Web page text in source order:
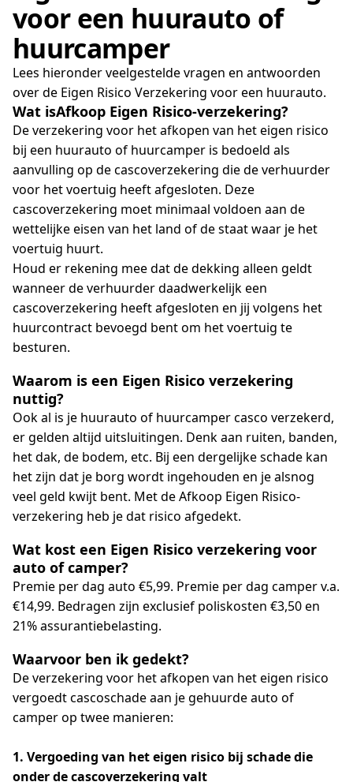
voor een huurauto of
huurcamper
Lees hieronder veelgestelde vragen en antwoorden
over de Eigen Risico Verzekering voor een huurauto.
Wat isAfkoop Eigen Risico-verzekering?
De verzekering voor het afkopen van het eigen risico
bij een huurauto of huurcamper is bedoeld als
aanvulling op de cascoverzekering die de verhuurder
voor het voertuig heeft afgesloten. Deze
cascoverzekering moet minimaal voldoen aan de
wettelijke eisen van het land of de staat waar je het
voertuig huurt.
Houd er rekening mee dat de dekking alleen geldt
wanneer de verhuurder daadwerkelijk een
cascoverzekering heeft afgesloten en jij volgens het
huurcontract bevoegd bent om het voertuig te
besturen.
Waarom is een Eigen Risico verzekering
nuttig?
Ook al is je huurauto of huurcamper casco verzekerd,
er gelden altijd uitsluitingen. Denk aan ruiten, banden,
het dak, de bodem, etc. Bij een dergelijke schade kan
het zijn dat je borg wordt ingehouden en je alsnog
veel geld kwijt bent. Met de Afkoop Eigen Risico-
verzekering heb je dat risico afgedekt.
Wat kost een Eigen Risico verzekering voor
auto of camper?
Premie per dag auto €5,99. Premie per dag camper v.a.
€14,99. Bedragen zijn exclusief poliskosten €3,50 en
21% assurantiebelasting.
Waarvoor ben ik gedekt?
De verzekering voor het afkopen van het eigen risico
vergoedt cascoschade aan je gehuurde auto of
camper op twee manieren:
1. Vergoeding van het eigen risico bij schade die
onder de cascoverzekering valt